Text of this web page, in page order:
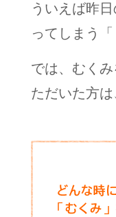
ういえば昨
ってしまう「
では、むく
ただいた方